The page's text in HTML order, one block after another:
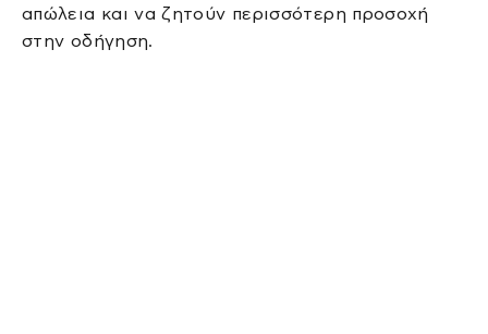
απώλεια και να ζητούν περισσότερη προσοχή
στην οδήγηση.